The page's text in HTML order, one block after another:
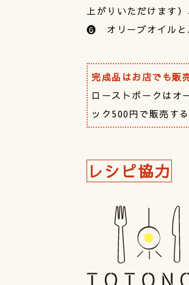
上がりいただけます
❻ オリーブオイルと
完成品はお店でも販
ローストポークはオ
ック500円で販売す
レシピ協力